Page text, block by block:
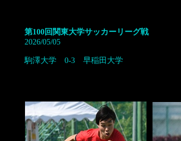
第100回関東大学サッカーリーグ戦
2026/05/05
駒澤大学 0-3 早稲田大学